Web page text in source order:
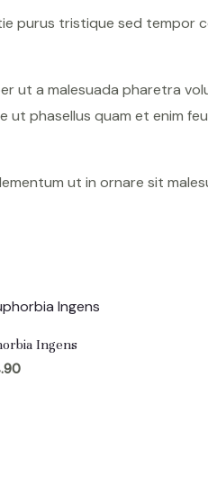
purus tristique sed tempor
ut a malesuada pharetra
phasellus quam et enim
ut in ornare sit
Ingens